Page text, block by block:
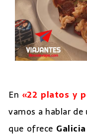
En «22 platos y
vamos a hablar de
que ofrece Galicia